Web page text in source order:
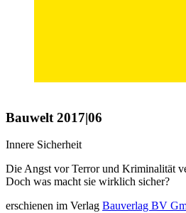
Bauwelt 2017|06
Innere Sicherheit
Die Angst vor Terror und Kriminalität
Doch was macht sie wirklich sicher?
erschienen im Verlag Bauverlag BV